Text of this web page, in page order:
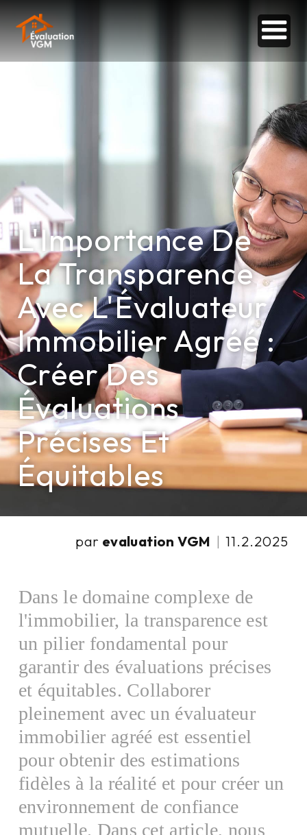
L'Importance De
La Transparence
Avec L'Évaluateur
Immobilier Agréé :
Créer Des
Évaluations
Précises Et
Équitables
par evaluation VGM | 11.2.2025
Dans le domaine complexe de
l'immobilier, la transparence est
un pilier fondamental pour
garantir des évaluations précises
et équitables. Collaborer
pleinement avec un évaluateur
immobilier agréé est essentiel
pour obtenir des estimations
fidèles à la réalité et pour créer un
environnement de confiance
mutuelle. Dans cet article, nous